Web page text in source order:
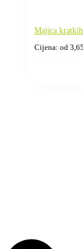
Majica
Cijena: od 3,65